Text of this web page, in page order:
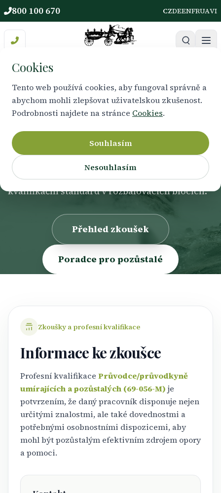
800 100 670 CZDEENFRUAVI
Úvod / Zkoušky
Průvodce umírajících a
pozůstalých – zkouška
69-056-M
Profesní kvalifikace 69-056-M
zkoušek, místo konání, pořadatel a kompletní
kvalifikační standard v rozbalovacích blocích.
Přehled zkoušek
Poradce pro pozůstalé
Zkoušky a profesní kvalifikace
Informace ke zkoušce
Profesní kvalifikace Průvodce/průvodkyně
umírajících a pozůstalých (69-056-M) je
potvrzením, že daný pracovník disponuje nejen
určitými znalostmi, ale také dovednostmi a
potřebnými osobnostními dispozicemi, aby
mohl být pozůstalým efektivním zdrojem opory
a pomoci.
Cookies
Tento web používá cookies, aby fungoval správně a
abychom mohli zlepšovat uživatelskou zkušenost.
Podrobnosti najdete na stránce Cookies.
Souhlasím
Nesouhlasím